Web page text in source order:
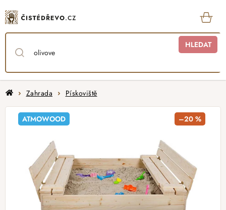
na
obsah
HLEDAT
DomůZahrada Pískoviště
ATMOWOOD –20 %